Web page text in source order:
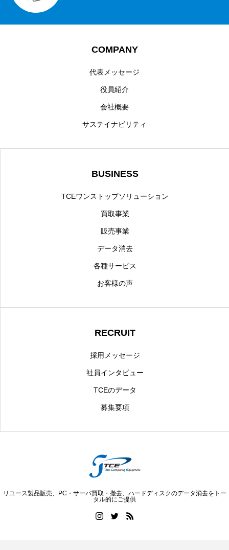
COMPANY
代表メッセージ
役員紹介
会社概要
サステイナビリティ
BUSINESS
TCEワンストップソリューション
買取事業
販売事業
データ消去
各種サービス
お客様の声
RECRUIT
採用メッセージ
社員インタビュー
TCEのデータ
募集要項
リユース製品販売、PC・サーバ買取・撤去、ハードディスクのデータ消去をトー
タル的にご提供